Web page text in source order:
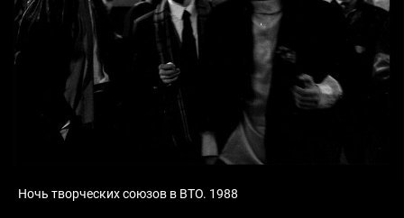
Ночь творческих союзов в ВТО. 1988